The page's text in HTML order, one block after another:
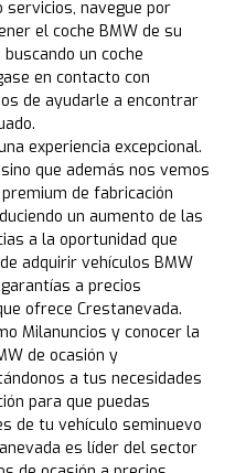
navegue por
el coche BMW de su
un coche
en contacto con
de ayudarle a encontrar
experiencia excepcional.
que además nos vemos
de fabricación
un aumento de las
a la oportunidad que
adquirir vehículos BMW
a precios
ofrece Crestanevada.
Milanuncios y conocer la
de ocasión y
a tus necesidades
para que puedas
de tu vehículo seminuevo
es líder del sector